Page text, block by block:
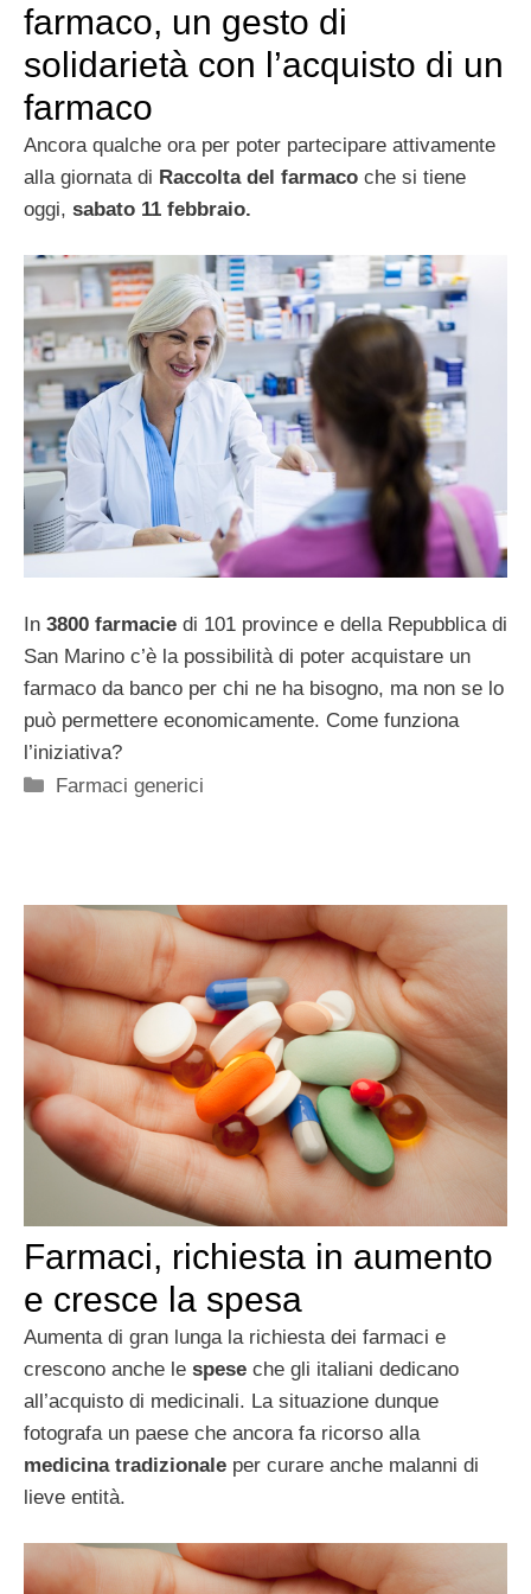
farmaco, un gesto di
solidarietà con l’acquisto di un
farmaco
Ancora qualche ora per poter partecipare attivamente
alla giornata di Raccolta del farmaco che si tiene
oggi, sabato 11 febbraio.
In 3800 farmacie di 101 province e della Repubblica di
San Marino c’è la possibilità di poter acquistare un
farmaco da banco per chi ne ha bisogno, ma non se lo
può permettere economicamente. Come funziona
l’iniziativa?
Categorie
Farmaci generici
Farmaci, richiesta in aumento
e cresce la spesa
Aumenta di gran lunga la richiesta dei farmaci e
crescono anche le spese che gli italiani dedicano
all’acquisto di medicinali. La situazione dunque
fotografa un paese che ancora fa ricorso alla
medicina tradizionale per curare anche malanni di
lieve entità.